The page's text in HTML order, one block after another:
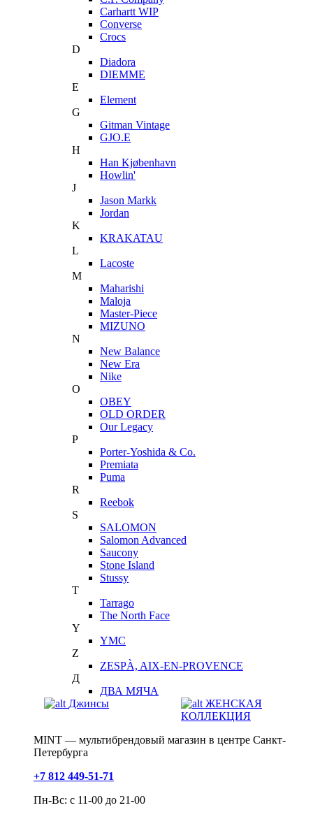
Carhartt WIP
Converse
Crocs
D
Diadora
DIEMME
E
Element
G
Gitman Vintage
GJO.E
H
Han Kjøbenhavn
Howlin'
J
Jason Markk
Jordan
K
KRAKATAU
L
Lacoste
M
Maharishi
Maloja
Master-Piece
MIZUNO
N
New Balance
New Era
Nike
O
OBEY
OLD ORDER
Our Legacy
P
Porter-Yoshida & Co.
Premiata
Puma
R
Reebok
S
SALOMON
Salomon Advanced
Saucony
Stone Island
Stussy
T
Tarrago
The North Face
Y
YMC
Z
ZESPÀ, AIX-EN-PROVENCE
Д
ДВА МЯЧА
Джинсы
ЖЕНСКАЯ
КОЛЛЕКЦИЯ
MINT — мультибрендовый магазин в центре Санкт-
Петербурга
+7 812 449-51-71
Пн-Вс: с 11-00 до 21-00